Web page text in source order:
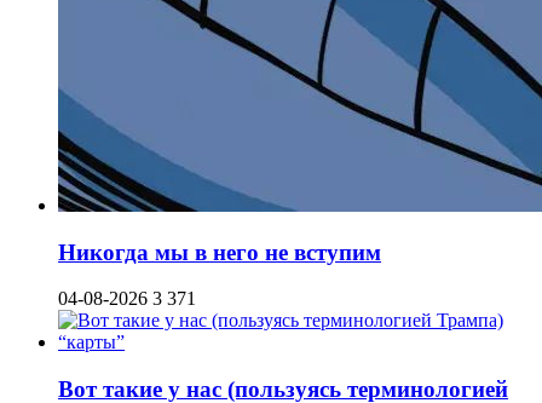
Никогда мы в него не вступим
04-08-2026 3 371
Вот такие у нас (пользуясь терминологией